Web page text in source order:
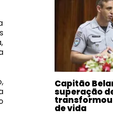
Capitão
superação
transformou
de vida